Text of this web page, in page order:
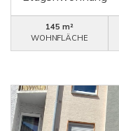
145 m²
WOHNFLÄCHE